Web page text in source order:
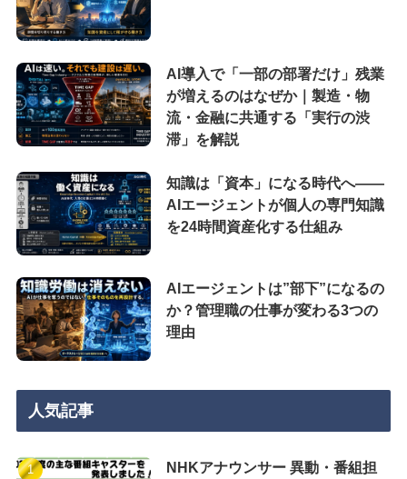
AI導入で「一部の部署だけ」残業
が増えるのはなぜか｜製造・物
流・金融に共通する「実行の渋
滞」を解説
知識は「資本」になる時代へ——
AIエージェントが個人の専門知識
を24時間資産化する仕組み
AIエージェントは”部下”になるの
か？管理職の仕事が変わる3つの
理由
人気記事
NHKアナウンサー 異動・番組担